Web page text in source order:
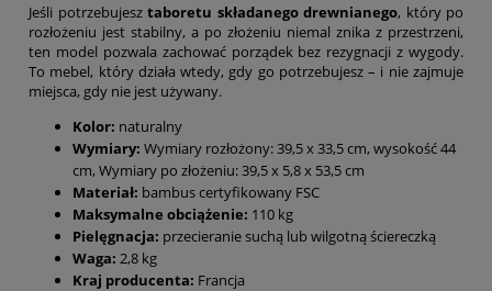
Jeśli potrzebujesz taboretu składanego drewnianego, który po
rozłożeniu jest stabilny, a po złożeniu niemal znika z przestrzeni,
ten model pozwala zachować porządek bez rezygnacji z wygody.
To mebel, który działa wtedy, gdy go potrzebujesz – i nie zajmuje
miejsca, gdy nie jest używany.
Kolor: naturalny
Wymiary: Wymiary rozłożony: 39,5 x 33,5 cm, wysokość 44
cm, Wymiary po złożeniu: 39,5 x 5,8 x 53,5 cm
Materiał: bambus certyfikowany FSC
Maksymalne obciążenie: 110 kg
Pielęgnacja: przecieranie suchą lub wilgotną ściereczką
Waga: 2,8 kg
Kraj producenta: Francja